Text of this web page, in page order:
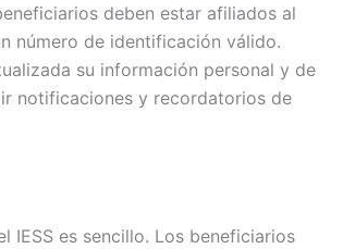
deben estar afiliados al
número de identificación válido.
su información personal y de
notificaciones y recordatorios de
IESS es sencillo. Los beneficiarios